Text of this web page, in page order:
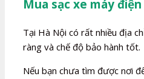
Mua sạc xe máy
Tại Hà Nội có rất nhiều địa
ràng và chế độ bảo hành tốt.
Nếu bạn chưa tìm được nơi